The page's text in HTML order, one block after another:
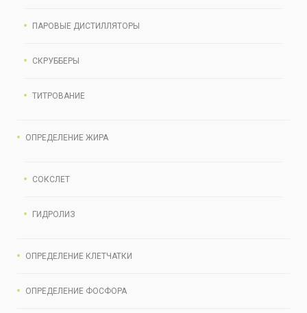
ПАРОВЫЕ ДИСТИЛЛЯТОРЫ
СКРУББЕРЫ
ТИТРОВАНИЕ
ОПРЕДЕЛЕНИЕ ЖИРА
СОКСЛЕТ
ГИДРОЛИЗ
ОПРЕДЕЛЕНИЕ КЛЕТЧАТКИ
ОПРЕДЕЛЕНИЕ ФОСФОРА